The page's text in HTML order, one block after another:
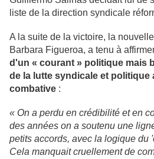
liste de la direction syndicale
A la suite de la victoire, la
Barbara Figueroa, a tenu à
d'un « courant » politique mais
de la lutte syndicale et politique
combative :
« On a perdu en crédibilité et en
des années on a soutenu une
petits accords, avec la logique du
Cela manquait cruellement de